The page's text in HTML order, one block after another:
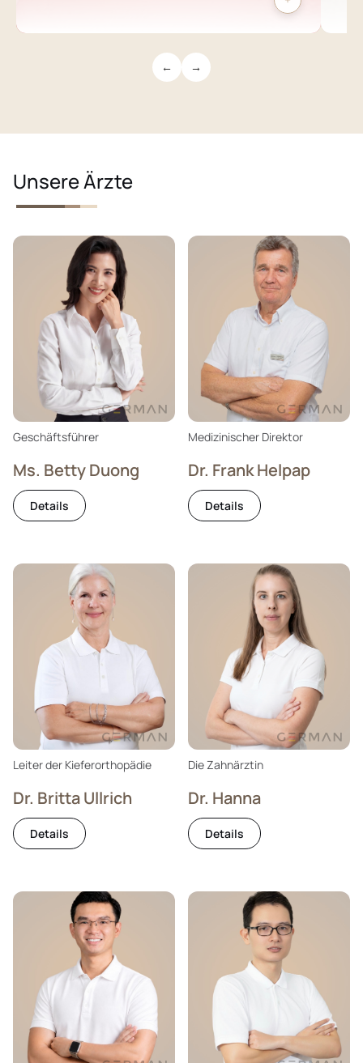
← →
Unsere Ärzte
Geschäftsführer
Ms. Betty Duong
Details
Medizinischer Direktor
Dr. Frank Helpap
Details
Leiter der Kieferorthopädie
Dr. Britta Ullrich
Details
Die Zahnärztin
Dr. Hanna
Details